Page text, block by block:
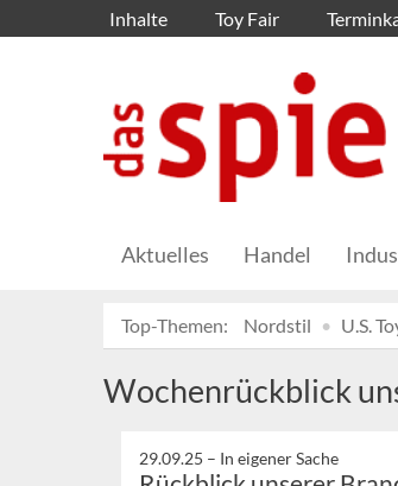
Inhalte Toy Fair
Aktuelles Handel
Top-Themen: Nordstil U.S.
Wochenrückblick
29.09.25 – In eigener Sache